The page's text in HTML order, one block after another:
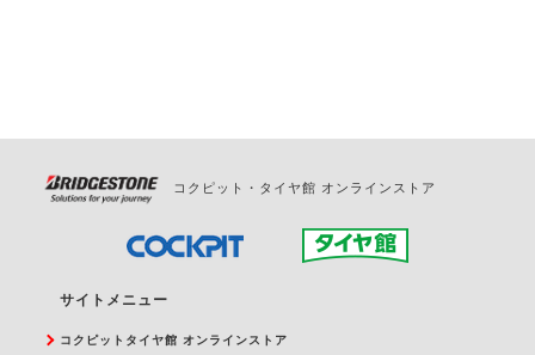
コクピット・タイヤ館 オンラインストア
サイトメニュー
コクピットタイヤ館 オンラインストア